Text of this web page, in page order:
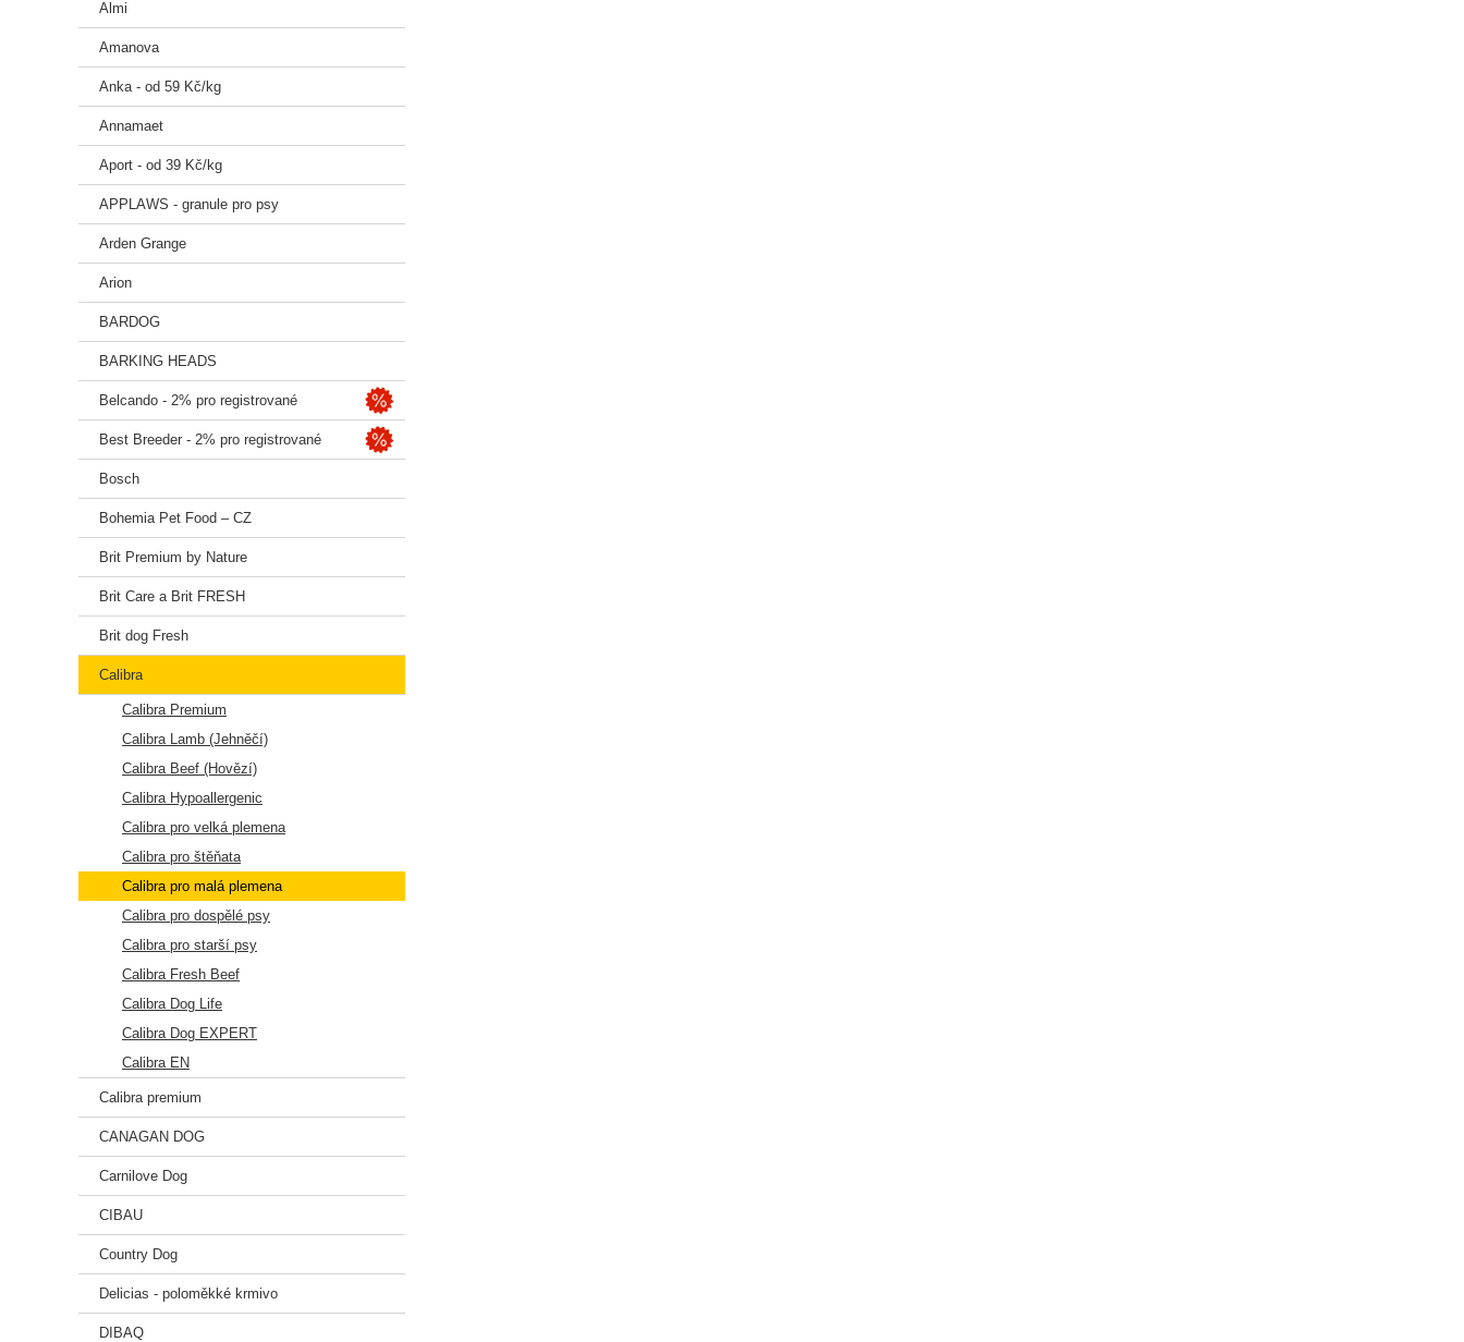
Almi
Amanova
Anka - od 59 Kč/kg
Annamaet
Aport - od 39 Kč/kg
APPLAWS - granule pro psy
Arden Grange
Arion
BARDOG
BARKING HEADS
Belcando - 2% pro registrované
Best Breeder - 2% pro registrované
Bosch
Bohemia Pet Food – CZ
Brit Premium by Nature
Brit Care a Brit FRESH
Brit dog Fresh
Calibra
Calibra Premium
Calibra Lamb (Jehněčí)
Calibra Beef (Hovězí)
Calibra Hypoallergenic
Calibra pro velká plemena
Calibra pro štěňata
Calibra pro malá plemena
Calibra pro dospělé psy
Calibra pro starší psy
Calibra Fresh Beef
Calibra Dog Life
Calibra Dog EXPERT
Calibra EN
Calibra premium
CANAGAN DOG
Carnilove Dog
CIBAU
Country Dog
Delicias - poloměkké krmivo
DIBAQ